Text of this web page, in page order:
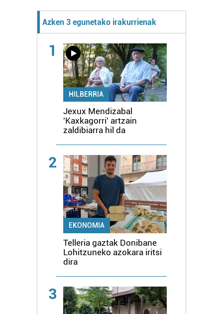
Azken 3 egunetako irakurrienak
1
HILBERRIA
Jexux Mendizabal
'Kaxkagorri' artzain
zaldibiarra hil da
2
EKONOMIA
Telleria gaztak Donibane
Lohitzuneko azokara iritsi
dira
3